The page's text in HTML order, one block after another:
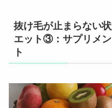
抜け毛が止まらない
エット③：サプリメ
ト